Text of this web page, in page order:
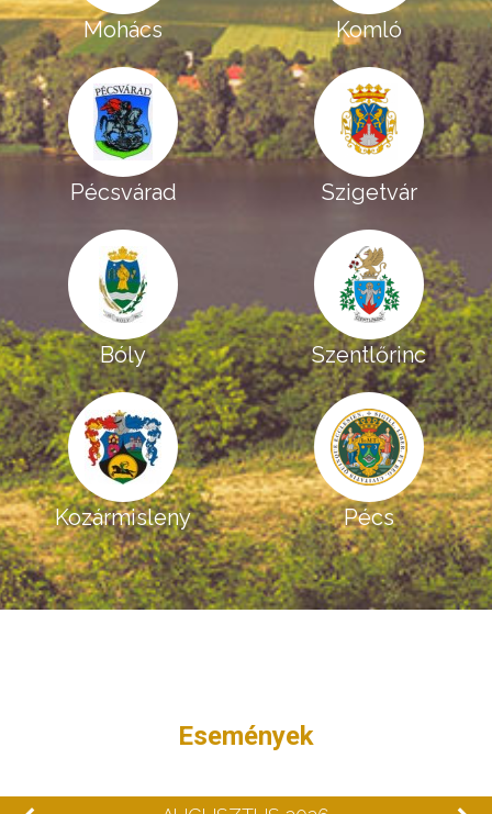
Mohács Komló
Pécsvárad Szigetvár
Bóly Szentlőrinc
Kozármisleny Pécs
Események